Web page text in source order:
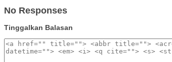
No Responses
Tinggalkan Balasan